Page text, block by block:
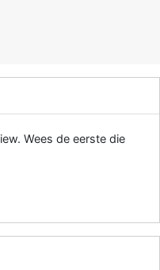
Wees de eerste die